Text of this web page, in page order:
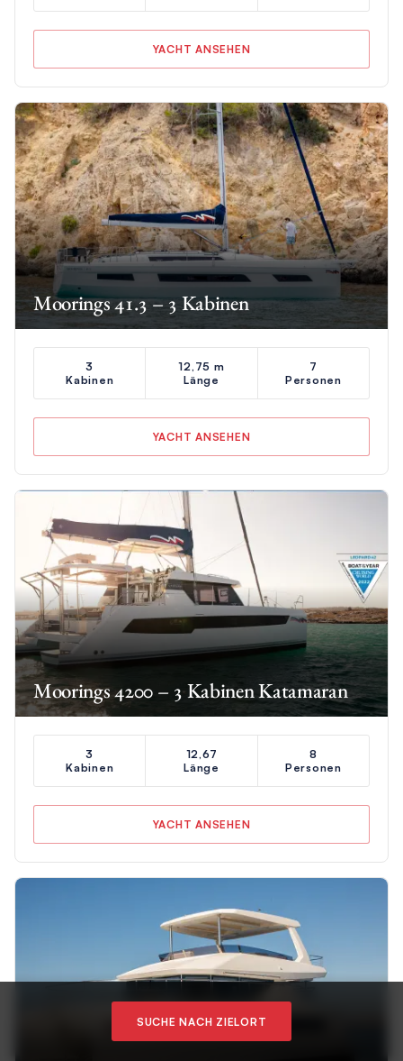
YACHT ANSEHEN
Moorings 41.3 – 3 Kabinen
3
Kabinen
12,75 m
Länge
7
Personen
YACHT ANSEHEN
Moorings 4200 – 3 Kabinen Katamaran
3
Kabinen
12,67
Länge
8
Personen
YACHT ANSEHEN
SUCHE NACH ZIELORT